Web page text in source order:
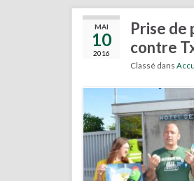
MAI
10
2016
Prise de
contre
Classé dans